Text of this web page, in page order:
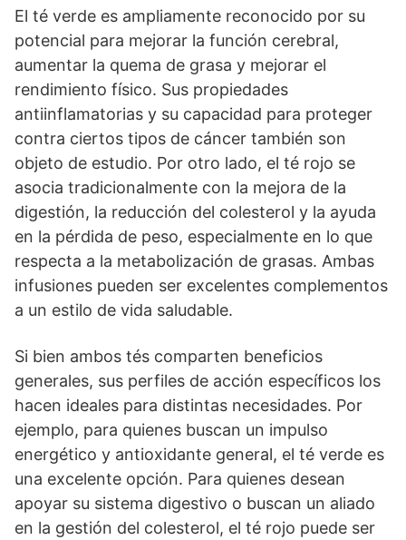
El té verde es ampliamente reconocido por su
potencial para mejorar la función cerebral,
aumentar la quema de grasa y mejorar el
rendimiento físico. Sus propiedades
antiinflamatorias y su capacidad para proteger
contra ciertos tipos de cáncer también son
objeto de estudio. Por otro lado, el té rojo se
asocia tradicionalmente con la mejora de la
digestión, la reducción del colesterol y la ayuda
en la pérdida de peso, especialmente en lo que
respecta a la metabolización de grasas. Ambas
infusiones pueden ser excelentes complementos
a un estilo de vida saludable.
Si bien ambos tés comparten beneficios
generales, sus perfiles de acción específicos los
hacen ideales para distintas necesidades. Por
ejemplo, para quienes buscan un impulso
energético y antioxidante general, el té verde es
una excelente opción. Para quienes desean
apoyar su sistema digestivo o buscan un aliado
en la gestión del colesterol, el té rojo puede ser